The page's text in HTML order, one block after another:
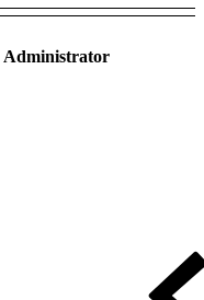
Administrator